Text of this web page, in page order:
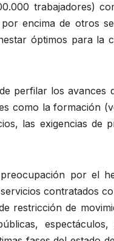
trabajadores)
encima de otros
óptimos para la
perfilar los avances
como la formación
las exigencias de
por el
contratados
restricción de
espectáculos,